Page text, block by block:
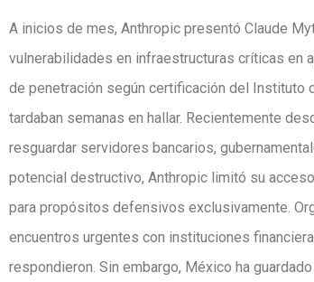
A inicios de mes, Anthropic presentó Claude
vulnerabilidades en infraestructuras críticas en
de penetración según certificación del Instituto
tardaban semanas en hallar. Recientemente
resguardar servidores bancarios,
potencial destructivo, Anthropic limitó su
para propósitos defensivos exclusivamente.
encuentros urgentes con instituciones
respondieron. Sin embargo, México ha